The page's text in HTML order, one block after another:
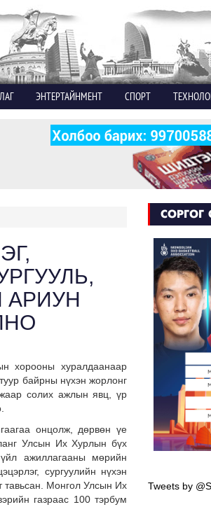
ЭНТЕРТАЙНМЕНТ СПОРТ
АРИУН
хорооны хуралдаанаар
байрны нүхэн жорлонг
солих ажлын явц, үр
онцолж, дөрвөн үе
Улсын Их Хурлын бүх
ажиллагааны мөрийн
сургуулийн нүхэн
тавьсан. Монгол Улсын Их
газраас 100 тэрбум
СОРГОГ
Tweets by